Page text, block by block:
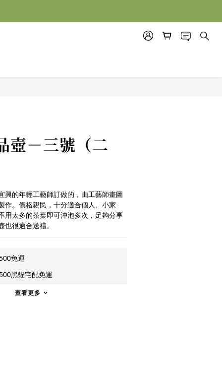
壺－三號（二
興的年輕工藝師訂做的，由工藝師畫圖
作。價格親民，十分適合個人、小家
用太多的茶葉即可沖泡多次，足夠分享
也很適合送禮。
免運
黑貓宅配免運
查看更多